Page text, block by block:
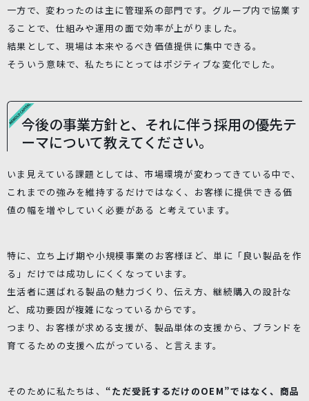
一方で、変わったのは主に管理系の部門です。グループ内で協業す
ることで、仕組みや運用の面で効率が上がりました。
結果として、現場は本来やるべき価値提供に集中できる。
そういう意味で、私たちにとってはポジティブな変化でした。
今後の事業方針と、それに伴う採用の優先テ
ーマについて教えてください。
いま見えている課題としては、市場環境が変わってきている中で、
これまでの強みを維持するだけではなく、お客様に提供できる価
値の幅を増やしていく必要がある と考えています。
特に、立ち上げ期や小規模事業のお客様ほど、単に「良い製品を作
る」だけでは成功しにくくなっています。
生活者に選ばれる製品の魅力づくり、伝え方、継続購入の設計な
ど、成功要因が複雑になっているからです。
つまり、お客様が求める支援が、製品単体の支援から、ブランドを
育てるための支援へ広がっている、と言えます。
そのために私たちは、 “ただ受託するだけのOEM”ではなく、商品